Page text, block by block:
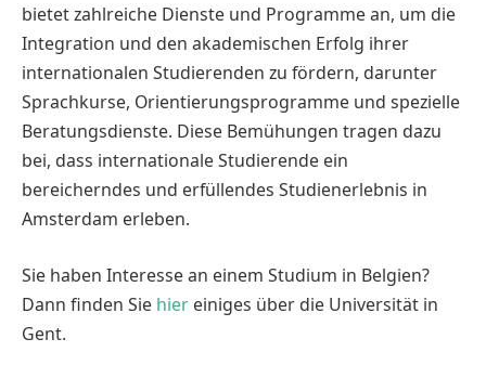
bietet zahlreiche Dienste und Programme an, um die
Integration und den akademischen Erfolg ihrer
internationalen Studierenden zu fördern, darunter
Sprachkurse, Orientierungsprogramme und spezielle
Beratungsdienste. Diese Bemühungen tragen dazu
bei, dass internationale Studierende ein
bereicherndes und erfüllendes Studienerlebnis in
Amsterdam erleben.
Sie haben Interesse an einem Studium in Belgien?
Dann finden Sie hier einiges über die Universität in
Gent.